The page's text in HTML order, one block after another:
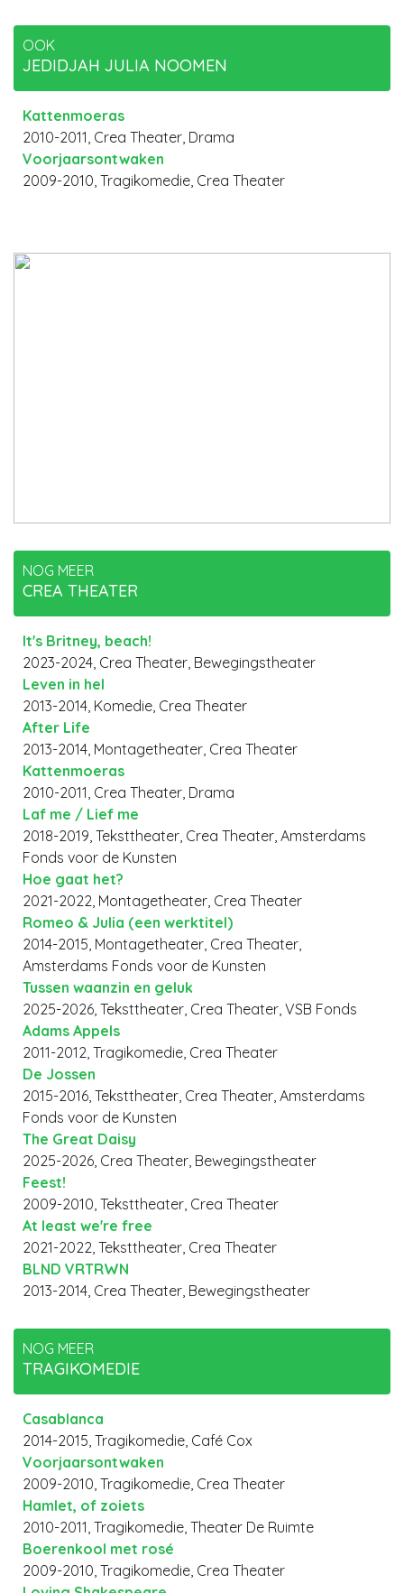
OOK
JEDIDJAH JULIA NOOMEN
Kattenmoeras
2010-2011, Crea Theater, Drama
Voorjaarsontwaken
2009-2010, Tragikomedie, Crea Theater
NOG MEER
CREA THEATER
It's Britney, beach!
2023-2024, Crea Theater, Bewegingstheater
Leven in hel
2013-2014, Komedie, Crea Theater
After Life
2013-2014, Montagetheater, Crea Theater
Kattenmoeras
2010-2011, Crea Theater, Drama
Laf me / Lief me
2018-2019, Teksttheater, Crea Theater, Amsterdams
Fonds voor de Kunsten
Hoe gaat het?
2021-2022, Montagetheater, Crea Theater
Romeo & Julia (een werktitel)
2014-2015, Montagetheater, Crea Theater,
Amsterdams Fonds voor de Kunsten
Tussen waanzin en geluk
2025-2026, Teksttheater, Crea Theater, VSB Fonds
Adams Appels
2011-2012, Tragikomedie, Crea Theater
De Jossen
2015-2016, Teksttheater, Crea Theater, Amsterdams
Fonds voor de Kunsten
The Great Daisy
2025-2026, Crea Theater, Bewegingstheater
Feest!
2009-2010, Teksttheater, Crea Theater
At least we're free
2021-2022, Teksttheater, Crea Theater
BLND VRTRWN
2013-2014, Crea Theater, Bewegingstheater
NOG MEER
TRAGIKOMEDIE
Casablanca
2014-2015, Tragikomedie, Café Cox
Voorjaarsontwaken
2009-2010, Tragikomedie, Crea Theater
Hamlet, of zoiets
2010-2011, Tragikomedie, Theater De Ruimte
Boerenkool met rosé
2009-2010, Tragikomedie, Crea Theater